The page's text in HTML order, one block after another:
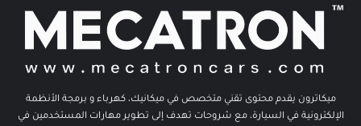
ميكاترون يقدم محتوى تقني متخصص في ميكانيك، كهرباء و برمجة الأنظمة
الإلكترونية في السيارة، مع شروحات تهدف إلى تطوير مهارات المستخدمين في